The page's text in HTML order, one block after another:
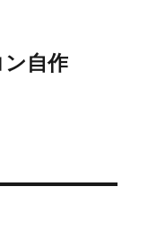
自作